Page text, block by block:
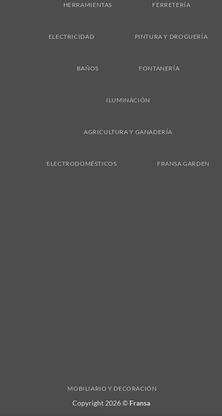
HERRAMIENTAS FERRETERÍA
ELECTRICIDAD PINTURA Y DROGUERÍA
BAÑOS FONTANERÍA
ILUMINACIÓN
AGRICULTURA Y GANADERÍA
ELECTRODOMÉSTICOS FRANSA GARDEN
MOBILIARIO Y DECORACIÓN
Copyright 2026 © Fransa